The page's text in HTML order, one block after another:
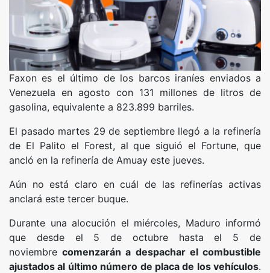
Faxon es el último de los barcos iraníes enviados a
Venezuela en agosto con 131 millones de litros de
gasolina, equivalente a 823.899 barriles.
El pasado martes 29 de septiembre llegó a la refinería
de El Palito el Forest, al que siguió el Fortune, que
ancló en la refinería de Amuay este jueves.
Aún no está claro en cuál de las refinerías activas
anclará este tercer buque.
Durante una alocución el miércoles, Maduro informó
que desde el 5 de octubre hasta el 5 de
noviembrecomenzarán a despachar el combustible
ajustados al último número de placa de los vehículos.